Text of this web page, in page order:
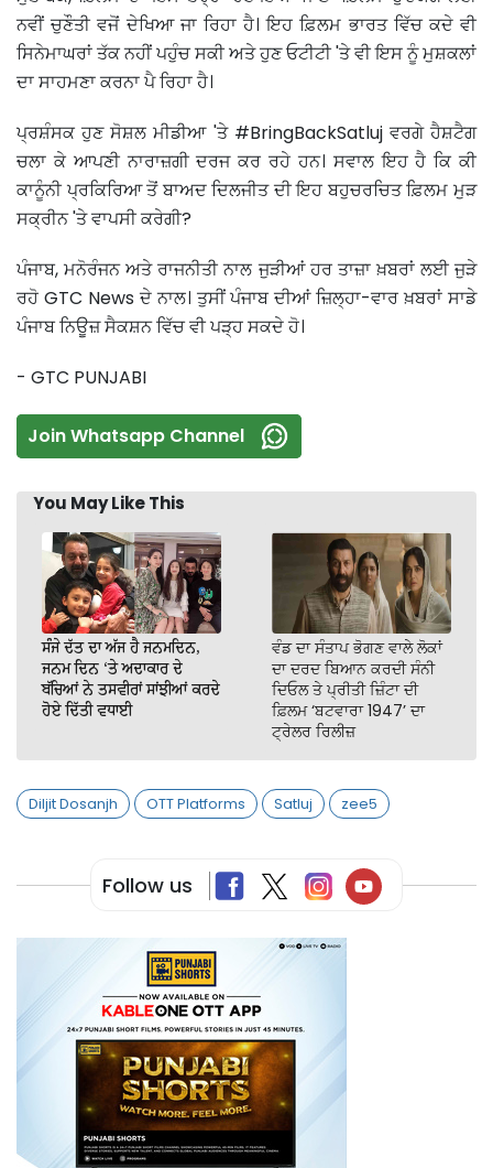
ਨਵੀਂ ਚੁਣੌਤੀ ਵਜੋਂ ਦੇਖਿਆ ਜਾ ਰਿਹਾ ਹੈ। ਇਹ ਫ਼ਿਲਮ ਭਾਰਤ ਵਿੱਚ ਕਦੇ ਵੀ
ਸਿਨੇਮਾਘਰਾਂ ਤੱਕ ਨਹੀਂ ਪਹੁੰਚ ਸਕੀ ਅਤੇ ਹੁਣ ਓਟੀਟੀ 'ਤੇ ਵੀ ਇਸ ਨੂੰ ਮੁਸ਼ਕਲਾਂ
ਦਾ ਸਾਹਮਣਾ ਕਰਨਾ ਪੈ ਰਿਹਾ ਹੈ।
ਪ੍ਰਸ਼ੰਸਕ ਹੁਣ ਸੋਸ਼ਲ ਮੀਡੀਆ 'ਤੇ #BringBackSatluj ਵਰਗੇ ਹੈਸ਼ਟੈਗ
ਚਲਾ ਕੇ ਆਪਣੀ ਨਾਰਾਜ਼ਗੀ ਦਰਜ ਕਰ ਰਹੇ ਹਨ। ਸਵਾਲ ਇਹ ਹੈ ਕਿ ਕੀ
ਕਾਨੂੰਨੀ ਪ੍ਰਕਿਰਿਆ ਤੋਂ ਬਾਅਦ ਦਿਲਜੀਤ ਦੀ ਇਹ ਬਹੁਚਰਚਿਤ ਫ਼ਿਲਮ ਮੁੜ
ਸਕ੍ਰੀਨ 'ਤੇ ਵਾਪਸੀ ਕਰੇਗੀ?
ਪੰਜਾਬ, ਮਨੋਰੰਜਨ ਅਤੇ ਰਾਜਨੀਤੀ ਨਾਲ ਜੁੜੀਆਂ ਹਰ ਤਾਜ਼ਾ ਖ਼ਬਰਾਂ ਲਈ ਜੁੜੇ
ਰਹੋ GTC News ਦੇ ਨਾਲ। ਤੁਸੀਂ ਪੰਜਾਬ ਦੀਆਂ ਜ਼ਿਲ੍ਹਾ-ਵਾਰ ਖ਼ਬਰਾਂ ਸਾਡੇ
ਪੰਜਾਬ ਨਿਊਜ਼ ਸੈਕਸ਼ਨ ਵਿੱਚ ਵੀ ਪੜ੍ਹ ਸਕਦੇ ਹੋ।
- GTC PUNJABI
Join Whatsapp Channel
You May Like This
ਸੰਜੇ ਦੱਤ ਦਾ ਅੱਜ ਹੈ ਜਨਮਦਿਨ,
ਜਨਮ ਦਿਨ ‘ਤੇ ਅਦਾਕਾਰ ਦੇ
ਬੱਚਿਆਂ ਨੇ ਤਸਵੀਰਾਂ ਸਾਂਝੀਆਂ ਕਰਦੇ
ਹੋਏ ਦਿੱਤੀ ਵਧਾਈ
ਵੰਡ ਦਾ ਸੰਤਾਪ ਭੋਗਣ ਵਾਲੇ ਲੋਕਾਂ
ਦਾ ਦਰਦ ਬਿਆਨ ਕਰਦੀ ਸੰਨੀ
ਦਿਓਲ ਤੇ ਪ੍ਰੀਤੀ ਜ਼ਿੰਟਾ ਦੀ
ਫ਼ਿਲਮ ‘ਬਟਵਾਰਾ 1947’ ਦਾ
ਟ੍ਰੇਲਰ ਰਿਲੀਜ਼
Diljit Dosanjh OTT Platforms Satluj zee5
Follow us